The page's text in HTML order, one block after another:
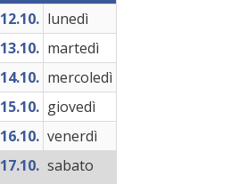
12.10. lunedì
13.10. martedì
14.10. mercoledì
15.10. giovedì
16.10. venerdì
17.10. sabato